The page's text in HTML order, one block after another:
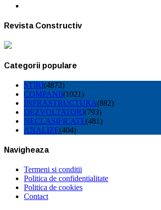
Revista Constructiv
Categorii populare
STIRI(4872)
COMPANII(1021)
INFRASTRUCTURA(882)
DEZVOLTATORI(793)
NECLASIFICATE(481)
ANALIZE(404)
Navigheaza
Termeni si conditii
Politica de confidentialitate
Politica de cookies
Contact